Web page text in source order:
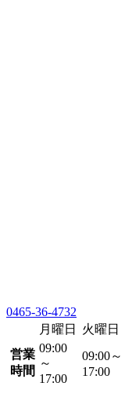
0465-36-4732
月曜日
火曜日
営業
時間
09:00
～
17:00
09:00～
17:00